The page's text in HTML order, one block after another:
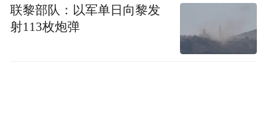
联黎部队：以军单日向黎发
射113枚炮弹